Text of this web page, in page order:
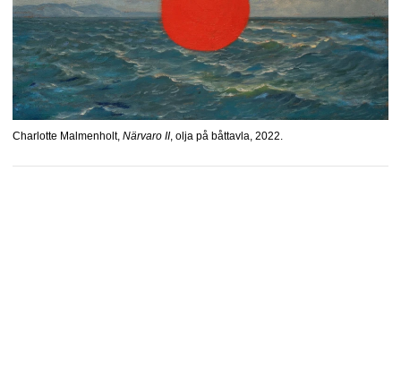
Charlotte Malmenholt, Närvaro II, olja på båttavla, 2022.